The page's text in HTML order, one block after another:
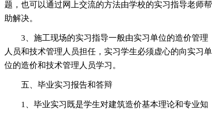
题，也可以通过网上交流的方法由学校的实习指导老师帮
助解决。
3、施工现场的实习指导一般由实习单位的造价管理
人员和技术管理人员担任，实习学生必须虚心的向实习单
位的造价和技术管理人员学习。
五、毕业实习报告和答辩
1、毕业实习既是学生对建筑造价基本理论和专业知